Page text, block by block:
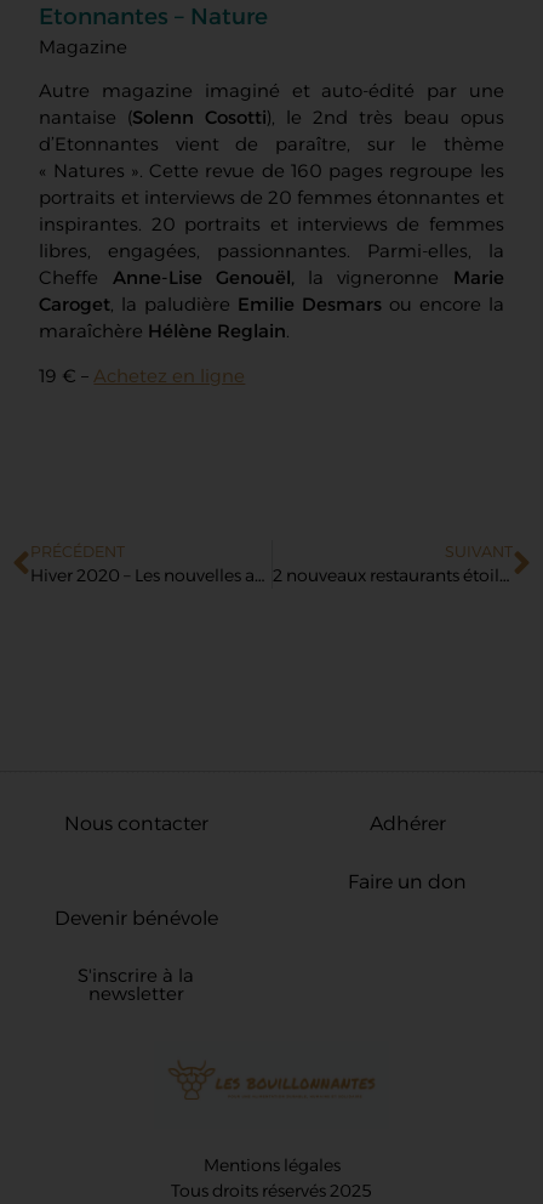
Etonnantes – Nature
Magazine
Autre magazine imaginé et auto-édité par une
nantaise (Solenn Cosotti), le 2nd très beau opus
d’Etonnantes vient de paraître, sur le thème
« Natures ». Cette revue de 160 pages regroupe les
portraits et interviews de 20 femmes étonnantes et
inspirantes. 20 portraits et interviews de femmes
libres, engagées, passionnantes. Parmi-elles, la
Cheffe Anne-Lise Genouël, la vigneronne Marie
Caroget, la paludière Emilie Desmarsou encore la
maraîchère Hélène Reglain.
19 € – Achetez en ligne
PRÉCÉDENT
Hiver 2020 – Les nouvelles adresses gourmandes de Nantes
SUIVANT
2 nouveaux restaurants étoilés à Nantes
Nous contacter Adhérer
Devenir bénévole
Faire un don
S'inscrire à la
newsletter
Mentions légales
Tous droits réservés 2025